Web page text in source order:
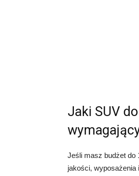
Jaki SUV
Jeśli masz budżet do
jakości, wyposażenia